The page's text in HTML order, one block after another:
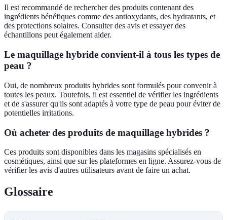
Il est recommandé de rechercher des produits contenant des
ingrédients bénéfiques comme des antioxydants, des hydratants, et
des protections solaires. Consulter des avis et essayer des
échantillons peut également aider.
Le maquillage hybride convient-il à tous les types de
peau ?
Oui, de nombreux produits hybrides sont formulés pour convenir à
toutes les peaux. Toutefois, il est essentiel de vérifier les ingrédients
et de s'assurer qu'ils sont adaptés à votre type de peau pour éviter de
potentielles irritations.
Où acheter des produits de maquillage hybrides ?
Ces produits sont disponibles dans les magasins spécialisés en
cosmétiques, ainsi que sur les plateformes en ligne. Assurez-vous de
vérifier les avis d'autres utilisateurs avant de faire un achat.
Glossaire